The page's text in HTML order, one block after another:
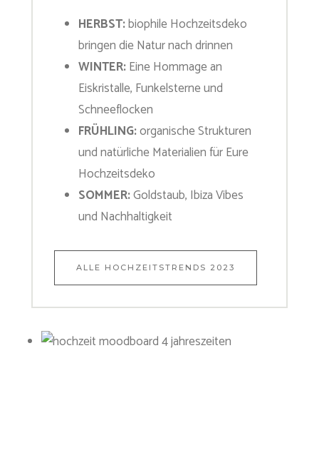
HERBST:biophile Hochzeitsdeko
bringen die Natur nach drinnen
WINTER:Eine Hommage an
Eiskristalle, Funkelsterne und
Schneeflocken
FRÜHLING:organische Strukturen
und natürliche Materialien für Eure
Hochzeitsdeko
SOMMER:Goldstaub, Ibiza Vibes
und Nachhaltigkeit
ALLE HOCHZEITSTRENDS 2023